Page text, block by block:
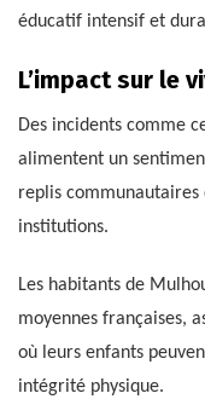
éducatif intensif et
L’impact sur le
Des incidents comme
alimentent un
replis communautaires
institutions.
Les habitants de
moyennes françaises,
où leurs enfants
intégrité physique.